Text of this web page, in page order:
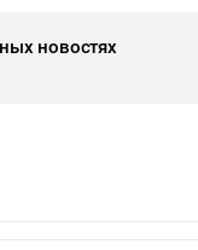
новостях